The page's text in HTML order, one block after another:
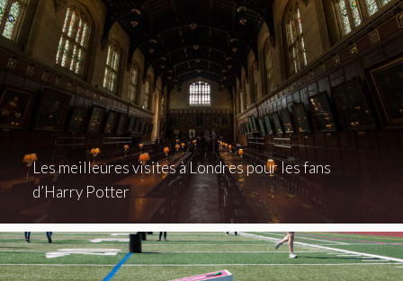
Les meilleures visites à Londres pour les fans
d’Harry Potter